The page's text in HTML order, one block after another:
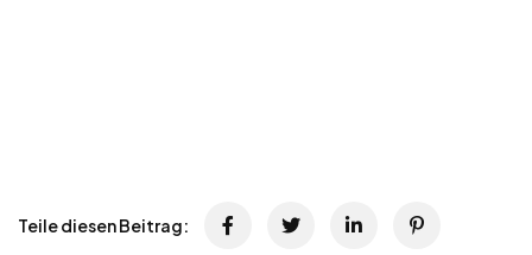
Teile diesen Beitrag: